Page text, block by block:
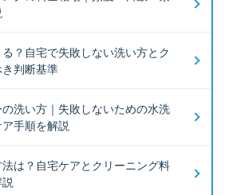
？自宅で失敗しない洗い方とク
判断基準
洗い方｜失敗しないための水洗
手順を解説
は？自宅ケアとクリーニング料